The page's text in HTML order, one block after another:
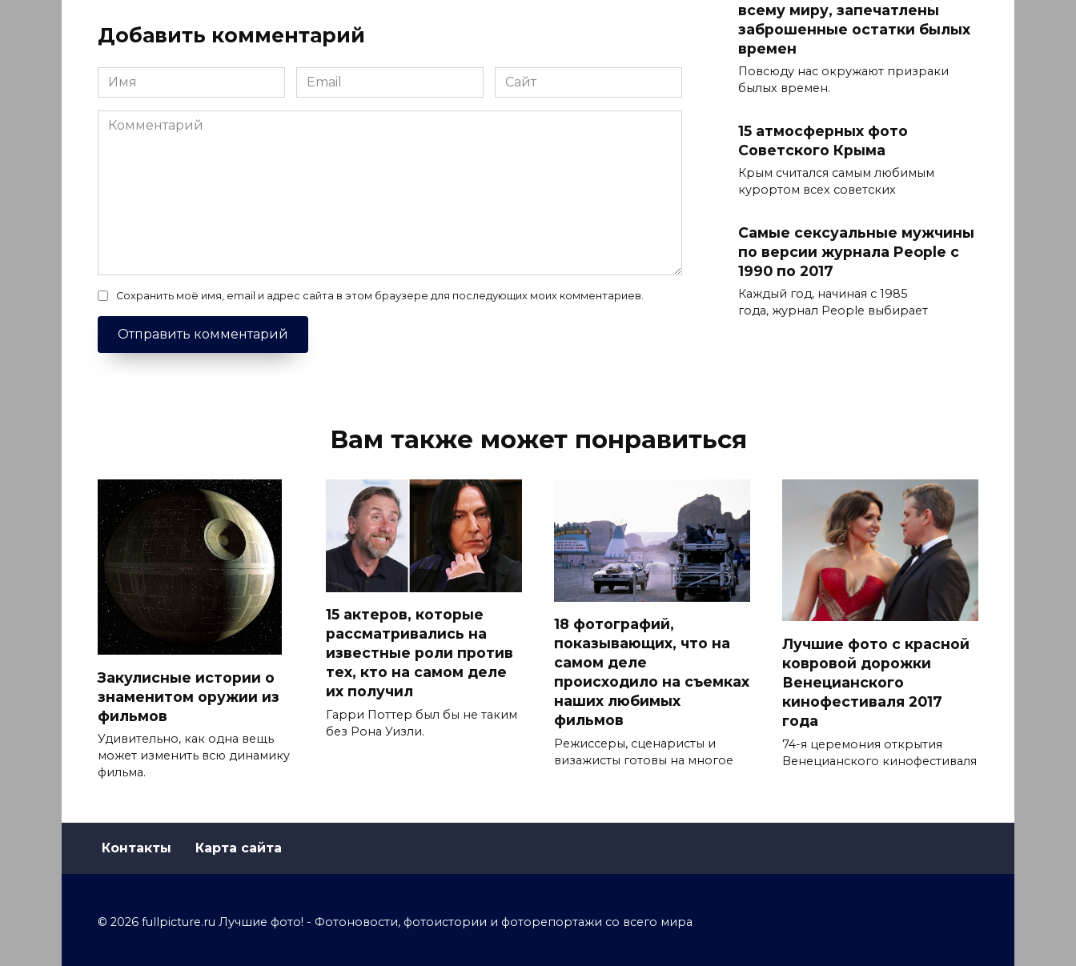
Добавить комментарий
Имя
*
Email
*
Сайт
Комментарий
Сохранить моё имя, email и адрес сайта в этом браузере для последующих моих комментариев.
всему миру, запечатлены
заброшенные остатки былых
времен
Повсюду нас окружают призраки
былых времен.
15 атмосферных фото
Советского Крыма
Крым считался самым любимым
курортом всех советских
Самые сексуальные мужчины
по версии журнала People с
1990 по 2017
Каждый год, начиная с 1985
года, журнал People выбирает
Вам также может понравиться
Закулисные истории о
знаменитом оружии из
фильмов
Удивительно, как одна вещь
может изменить всю динамику
фильма.
15 актеров, которые
рассматривались на
известные роли против
тех, кто на самом деле
их получил
Гарри Поттер был бы не таким
без Рона Уизли.
18 фотографий,
показывающих, что на
самом деле
происходило на съемках
наших любимых
фильмов
Режиссеры, сценаристы и
визажисты готовы на многое
Лучшие фото с красной
ковровой дорожки
Венецианского
кинофестиваля 2017
года
74-я церемония открытия
Венецианского кинофестиваля
Контакты Карта сайта
© 2026 fullpicture.ru Лучшие фото! - Фотоновости, фотоистории и фоторепортажи со всего мира